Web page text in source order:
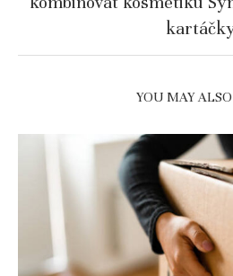
YOU MAY